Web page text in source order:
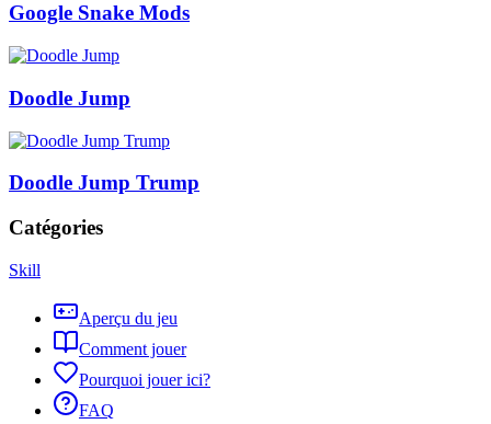
Google Snake Mods
Doodle Jump
Doodle Jump Trump
Catégories
Skill
Aperçu du jeu
Comment jouer
Pourquoi jouer ici?
FAQ